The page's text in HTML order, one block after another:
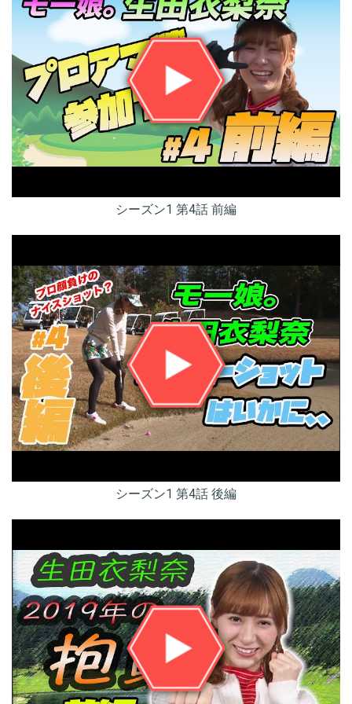
シーズン1 第4話 前編
シーズン1 第4話 後編